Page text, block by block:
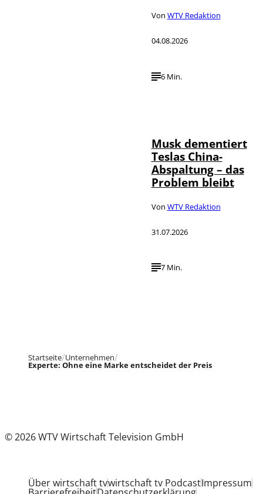
Von WTV Redaktion
04.08.2026
6 Min.
Musk dementiert
Teslas China-
Abspaltung – das
Problem bleibt
Von WTV Redaktion
31.07.2026
7 Min.
Startseite Unternehmen
Experte: Ohne eine Marke entscheidet der Preis
© 2026 WTV Wirtschaft Television GmbH
Über wirtschaft tvwirtschaft tv PodcastImpressum